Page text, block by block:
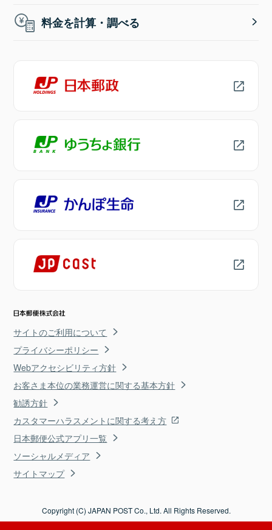
料金を計算・調べる
サイトのご利用について
プライバシーポリシー
Webアクセシビリティ方針
お客さま本位の業務運営に関する基本方針
勧誘方針
カスタマーハラスメントに関する考え方
日本郵便公式アプリ一覧
ソーシャルメディア
サイトマップ
Copyright (C) JAPAN POST Co., Ltd. All Rights Reserved.